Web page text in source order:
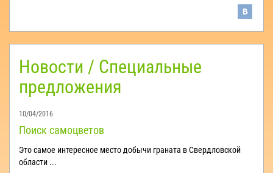
Эксклюзив
Оленьи
Ручьи
Новости / Специальные
предложения
10/04/2016
Поиск самоцветов
Это самое интересное место добычи граната в Свердловской
области ...